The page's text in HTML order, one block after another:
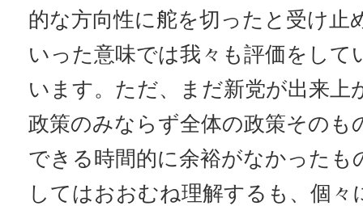
的な方向性に舵を切ったと受け止
いった意味では我々も評価をして
います。ただ、まだ新党が出来上
政策のみならず全体の政策そのも
できる時間的に余裕がなかったも
してはおおむね理解するも、個々